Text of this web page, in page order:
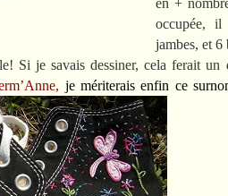
occupée,
jambes, et 6
Si je savais dessiner, cela ferait un
je mériterais enfin ce